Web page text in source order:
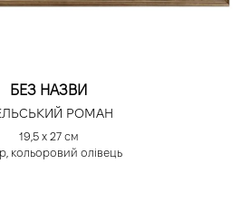
БЕЗ НАЗВИ
РОМАН
19,5 х 27 см
кольоровий олівець